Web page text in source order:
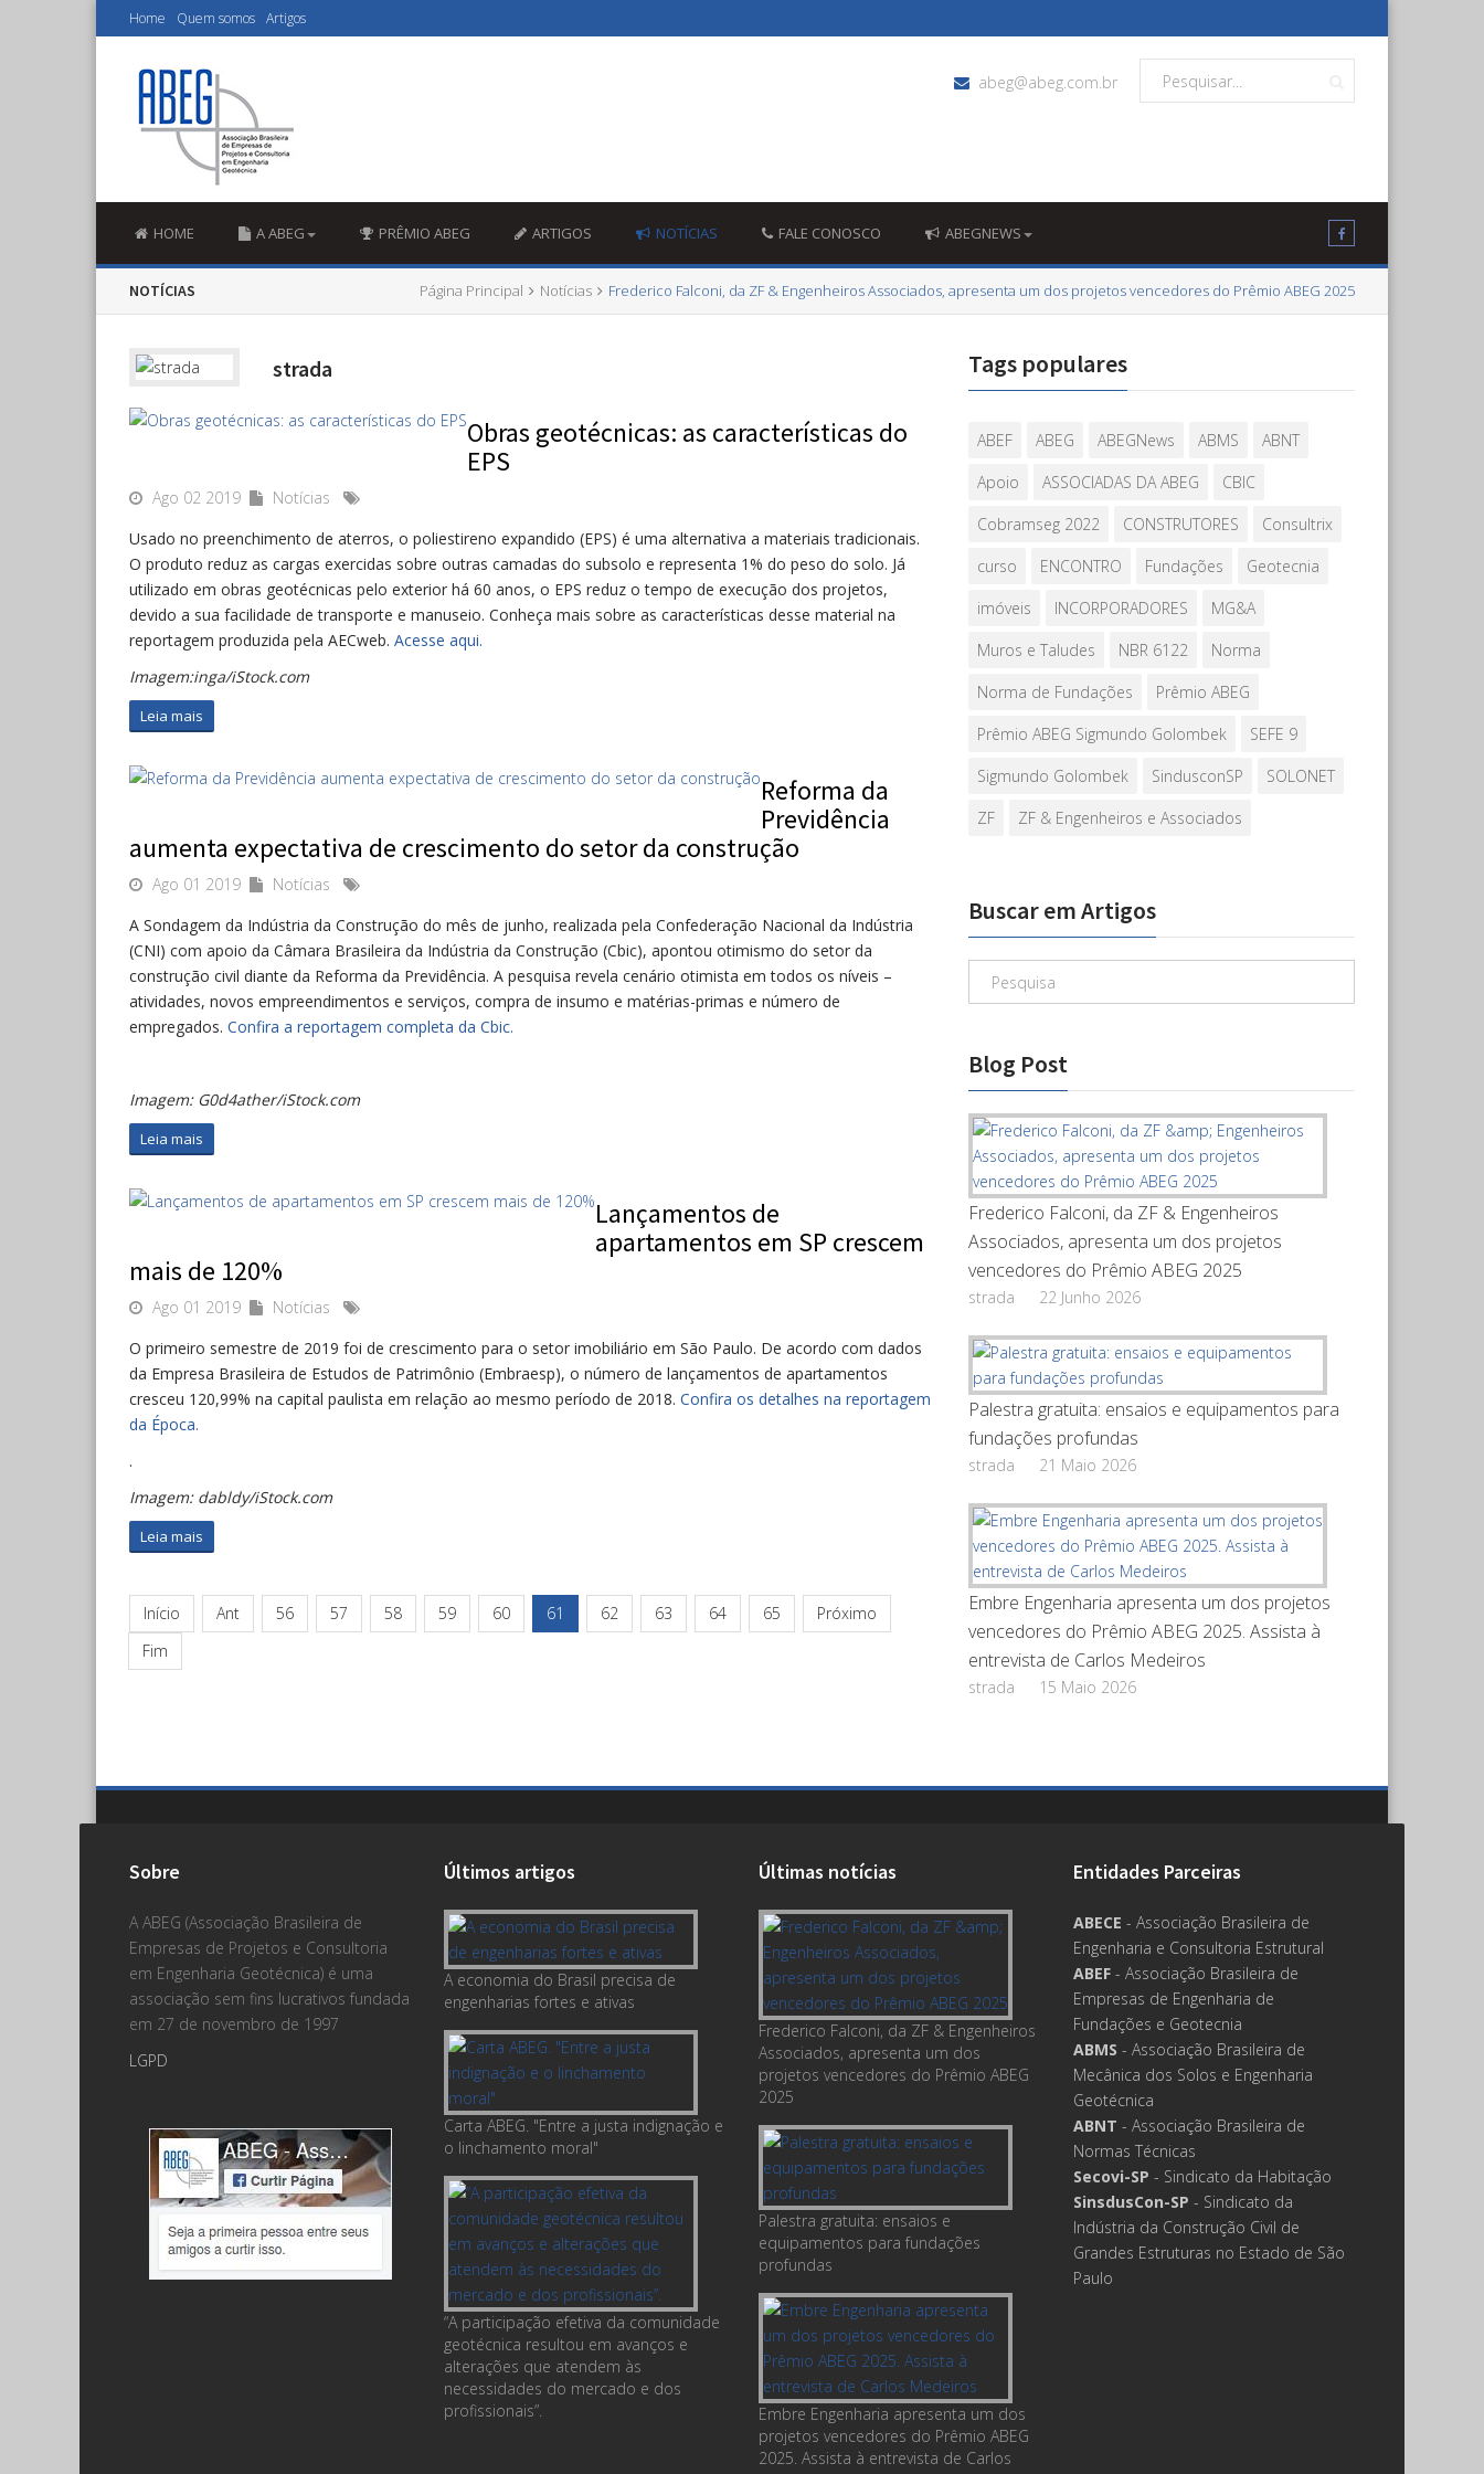
Home Quem somos Artigos
abeg@abeg.com.br
HOME A ABEG PRÊMIO ABEG ARTIGOS NOTÍCIAS FALE CONOSCO ABEGNEWS
NOTÍCIAS Página Principal Notícias Frederico Falconi, da ZF & Engenheiros Associados, apresenta um dos projetos vencedores do Prêmio ABEG 2025
strada
Obras geotécnicas: as características do
EPS
Ago 02 2019
Notícias
Usado no preenchimento de aterros, o poliestireno expandido (EPS) é uma alternativa a materiais tradicionais.
O produto reduz as cargas exercidas sobre outras camadas do subsolo e representa 1% do peso do solo. Já
utilizado em obras geotécnicas pelo exterior há 60 anos, o EPS reduz o tempo de execução dos projetos,
devido a sua facilidade de transporte e manuseio. Conheça mais sobre as características desse material na
reportagem produzida pela AECweb. Acesse aqui.
Imagem:inga/iStock.com
Leia mais
Reforma da
Previdência
aumenta expectativa de crescimento do setor da construção
Ago 01 2019
Notícias
A Sondagem da Indústria da Construção do mês de junho, realizada pela Confederação Nacional da Indústria
(CNI) com apoio da Câmara Brasileira da Indústria da Construção (Cbic), apontou otimismo do setor da
construção civil diante da Reforma da Previdência. A pesquisa revela cenário otimista em todos os níveis –
atividades, novos empreendimentos e serviços, compra de insumo e matérias-primas e número de
empregados. Confira a reportagem completa da Cbic.
Imagem: G0d4ather/iStock.com
Leia mais
Lançamentos de
apartamentos em SP crescem
mais de 120%
Ago 01 2019
Notícias
O primeiro semestre de 2019 foi de crescimento para o setor imobiliário em São Paulo. De acordo com dados
da Empresa Brasileira de Estudos de Patrimônio (Embraesp), o número de lançamentos de apartamentos
cresceu 120,99% na capital paulista em relação ao mesmo período de 2018. Confira os detalhes na reportagem
da Época.
.
Imagem: dabldy/iStock.com
Leia mais
Início Ant 56 57 58 59 60 61 62 63 64 65
Próximo
Fim
Tags populares
ABEF ABEG ABEGNews ABMS
ABNT
Apoio
ASSOCIADAS DA ABEG
CBIC
Cobramseg 2022
CONSTRUTORES
Consultrix
curso
ENCONTRO Fundações
Geotecnia
imóveis
INCORPORADORES
MG&A
Muros e Taludes
NBR 6122
Norma
Norma de Fundações
Prêmio ABEG
Prêmio ABEG Sigmundo Golombek
SEFE 9
Sigmundo Golombek
SindusconSP
SOLONET
ZF
ZF & Engenheiros e Associados
Buscar em Artigos
Blog Post
Frederico Falconi, da ZF & Engenheiros
Associados, apresenta um dos projetos
vencedores do Prêmio ABEG 2025
strada 22 Junho 2026
Palestra gratuita: ensaios e equipamentos para
fundações profundas
strada 21 Maio 2026
Embre Engenharia apresenta um dos projetos
vencedores do Prêmio ABEG 2025. Assista à
entrevista de Carlos Medeiros
strada 15 Maio 2026
Sobre
A ABEG (Associação Brasileira de
Empresas de Projetos e Consultoria
em Engenharia Geotécnica) é uma
associação sem fins lucrativos fundada
em 27 de novembro de 1997
LGPD
Últimos artigos
A economia do Brasil precisa de
engenharias fortes e ativas
Carta ABEG. "Entre a justa indignação e
o linchamento moral"
“A participação efetiva da comunidade
geotécnica resultou em avanços e
alterações que atendem às
necessidades do mercado e dos
profissionais”.
Últimas notícias
Frederico Falconi, da ZF & Engenheiros
Associados, apresenta um dos
projetos vencedores do Prêmio ABEG
2025
Palestra gratuita: ensaios e
equipamentos para fundações
profundas
Embre Engenharia apresenta um dos
projetos vencedores do Prêmio ABEG
2025. Assista à entrevista de Carlos
Entidades Parceiras
ABECE - Associação Brasileira de
Engenharia e Consultoria Estrutural
ABEF - Associação Brasileira de
Empresas de Engenharia de
Fundações e Geotecnia
ABMS - Associação Brasileira de
Mecânica dos Solos e Engenharia
Geotécnica
ABNT - Associação Brasileira de
Normas Técnicas
Secovi-SP - Sindicato da Habitação
SinsdusCon-SP - Sindicato da
Indústria da Construção Civil de
Grandes Estruturas no Estado de São
Paulo